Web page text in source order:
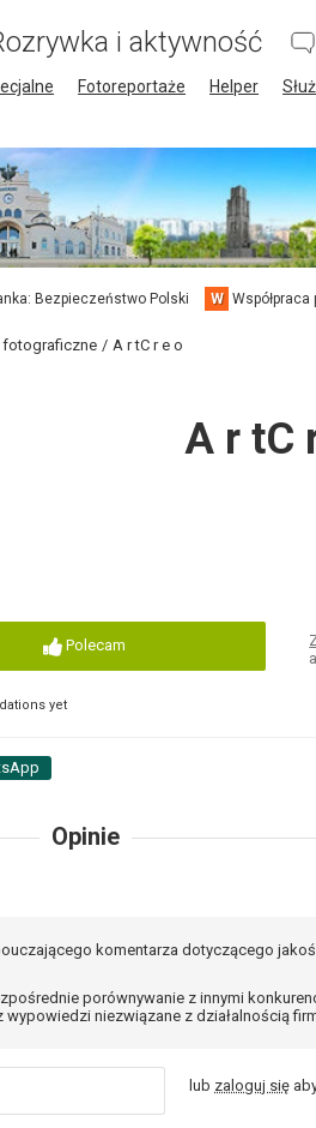
i aktywność
Fotoreportaże Helper
Bezpieczeństwo Polski W
A r tC r e o
A r tC
Polecam
yet
Opinie
komentarza dotyczącego
porównywanie z innymi
niezwiązane z działalnością
lub zaloguj się